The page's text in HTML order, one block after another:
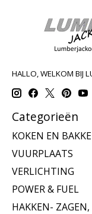
HALLO, WELKOM BIJ
Categorieën
KOKEN EN
VUURPLAATS
VERLICHTING
POWER & FUEL
HAKKEN-